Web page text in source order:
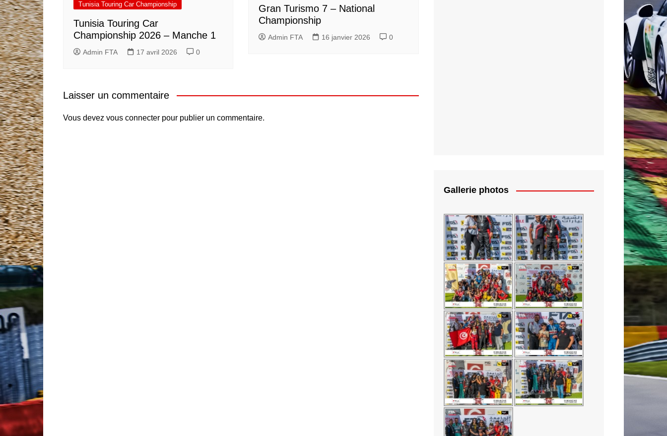
Tunisia Touring Car Championship
Tunisia Touring Car
Championship 2026 – Manche 1
Admin FTA 17 avril 2026 0
Gran Turismo 7 – National
Championship
Admin FTA 16 janvier 2026 0
Laisser un commentaire
Vous devez vous connecter pour publier un commentaire.
Gallerie photos